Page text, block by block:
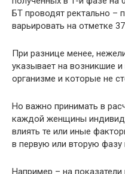
БТ проводят ректально –
варьировать на отметке
При разнице менее,
указывает на возникшие
организме и которые не
Но важно принимать в
каждой женщины
влиять те или иные
в первую или вторую фазу
Например – на